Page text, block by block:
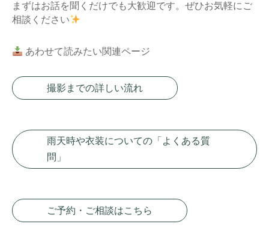
まずはお話を聞くだけでも大歓迎です。ぜひお気軽にご
相談ください
あわせて読みたい関連ページ
撮影までの詳しい流れ
雨天時や衣装についての「よくある質
問」
ご予約・ご相談はこちら